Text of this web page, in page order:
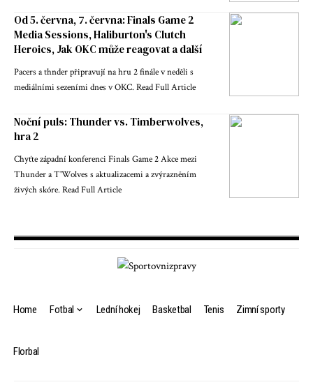
Od 5. června, 7. června: Finals Game 2
Media Sessions, Haliburton's Clutch
Heroics, Jak OKC může reagovat a další
Pacers a thnder připravují na hru 2 finále v neděli s
mediálními sezeními dnes v OKC. Read Full Article
Noční puls: Thunder vs. Timberwolves,
hra 2
Chyťte západní konferenci Finals Game 2 Akce mezi
Thunder a T'Wolves s aktualizacemi a zvýrazněním
živých skóre. Read Full Article
Home Fotbal Lední hokej Basketbal Tenis Zimní sporty
Florbal